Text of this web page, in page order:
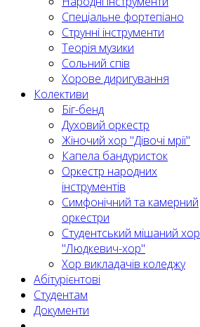
Спеціальне фортепіано
Струнні інструменти
Теорія музики
Сольний спів
Хорове диригування
Колективи
Біг-бенд
Духовий оркестр
Жіночий хор "Дівочі мрії"
Капела бандуристок
Оркестр народних
інструментів
Симфонічний та камерний
оркестри
Студентський мішаний хор
"Людкевич-хор"
Хор викладачів коледжу
Абітурієнтові
Студентам
Документи